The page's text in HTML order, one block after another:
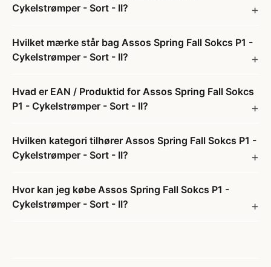
Cykelstrømper - Sort - II?
Hvilket mærke står bag Assos Spring Fall Sokcs P1 -
Cykelstrømper - Sort - II?
Hvad er EAN / Produktid for Assos Spring Fall Sokcs
P1 - Cykelstrømper - Sort - II?
Hvilken kategori tilhører Assos Spring Fall Sokcs P1 -
Cykelstrømper - Sort - II?
Hvor kan jeg købe Assos Spring Fall Sokcs P1 -
Cykelstrømper - Sort - II?